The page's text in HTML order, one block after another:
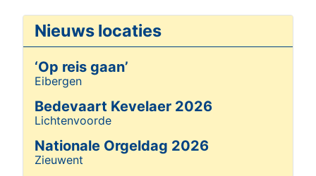
Nieuws locaties
‘Op reis gaan’
Details
Eibergen
Bedevaart Kevelaer 2026
Details
Lichtenvoorde
Nationale Orgeldag 2026
Details
Zieuwent